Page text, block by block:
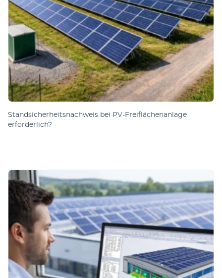
Standsicherheitsnachweis bei PV-Freiflächenanlage
erforderlich?